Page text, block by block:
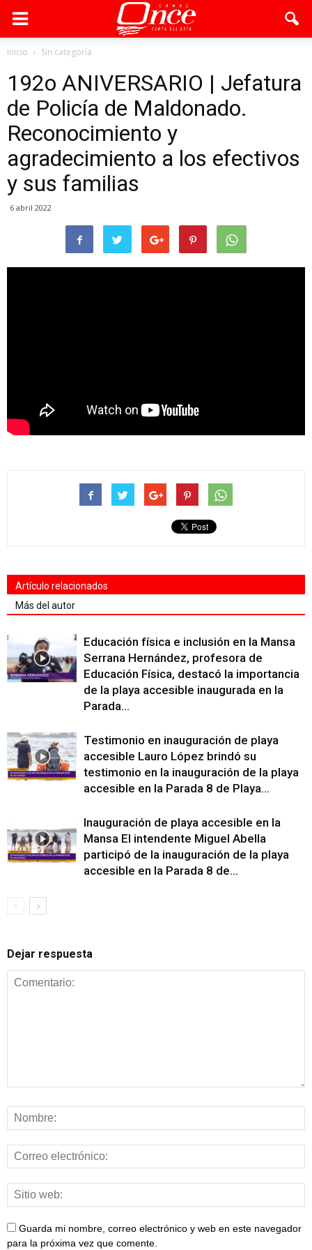
Inicio Sin categoría
192o ANIVERSARIO | Jefatura
de Policía de Maldonado.
Reconocimiento y
agradecimiento a los efectivos
y sus familias
6 abril 2022
Artículo relacionados
Más del autor
Educación física e inclusión en la Mansa
Serrana Hernández, profesora de
Educación Física, destacó la importancia
de la playa accesible inaugurada en la
Parada...
Testimonio en inauguración de playa
accesible Lauro López brindó su
testimonio en la inauguración de la playa
accesible en la Parada 8 de Playa...
Inauguración de playa accesible en la
Mansa El intendente Miguel Abella
participó de la inauguración de la playa
accesible en la Parada 8 de...
Dejar respuesta
Guarda mi nombre, correo electrónico y web en este navegador
para la próxima vez que comente.